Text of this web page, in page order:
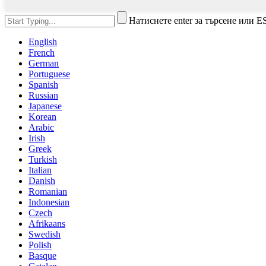
Натиснете enter за търсене или
English
French
German
Portuguese
Spanish
Russian
Japanese
Korean
Arabic
Irish
Greek
Turkish
Italian
Danish
Romanian
Indonesian
Czech
Afrikaans
Swedish
Polish
Basque